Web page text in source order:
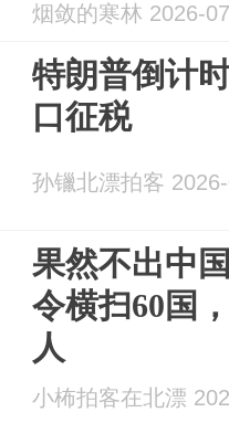
烟敛的寒林 2026-
特朗普倒计
口征税
孙镴北漂拍客
果然不出中
令横扫60国
人
小柨拍客在北漂